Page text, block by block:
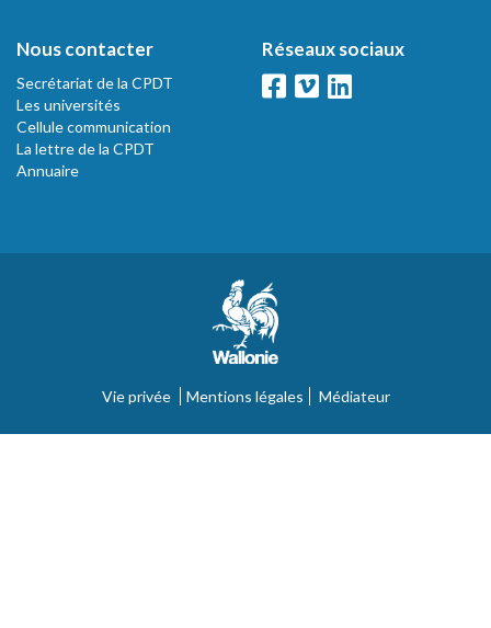
Nous contacter
Secrétariat de la CPDT
Les universités
Cellule communication
La lettre de la CPDT
Annuaire
Réseaux sociaux
Vie privée Mentions légales Médiateur